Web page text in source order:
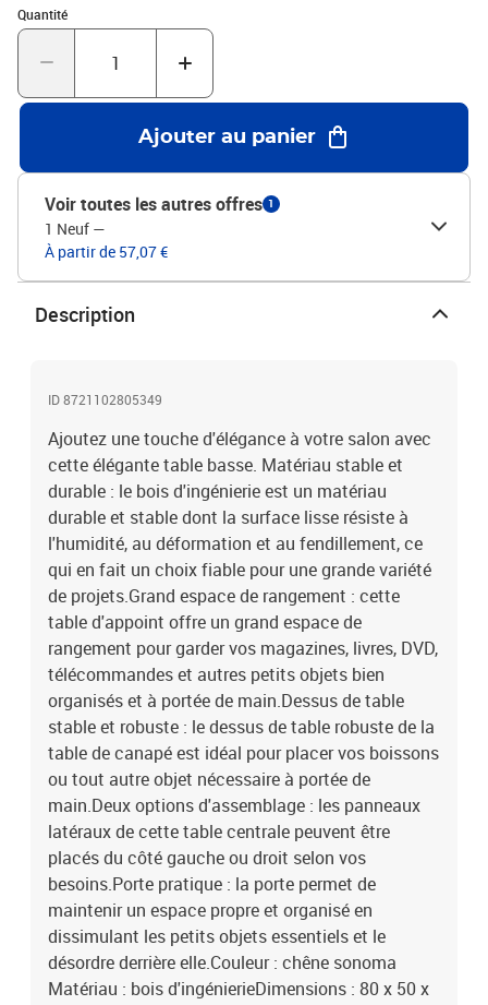
ou tout autre objet nécessaire à portée de main.Deux options
d'assemblage : les panneaux latéraux de cette table centrale
peuvent être placés du côté gauche ou droit selon vos
propre et organisé en dissimulant les petits objets essentiels et le
désordre derrière elle.Couleur : chêne sonoma Matériau : bois
d'ingénierieDimensions : 80 x 50 x 50 cm (l x P x H)Assemblage
requis : oui
Quantité
Quantité : 1
Ajouter au panier
Voir toutes les autres offres 1
1 Neuf —
À partir de 57,07 €
Description
ID 8721102805349
Ajoutez une touche d'élégance à votre salon avec
cette élégante table basse. Matériau stable et
durable : le bois d'ingénierie est un matériau
durable et stable dont la surface lisse résiste à
l'humidité, au déformation et au fendillement, ce
qui en fait un choix fiable pour une grande variété
de projets.Grand espace de rangement : cette
table d'appoint offre un grand espace de
rangement pour garder vos magazines, livres, DVD,
télécommandes et autres petits objets bien
organisés et à portée de main.Dessus de table
stable et robuste : le dessus de table robuste de la
table de canapé est idéal pour placer vos boissons
ou tout autre objet nécessaire à portée de
main.Deux options d'assemblage : les panneaux
latéraux de cette table centrale peuvent être
placés du côté gauche ou droit selon vos
besoins.Porte pratique : la porte permet de
maintenir un espace propre et organisé en
dissimulant les petits objets essentiels et le
désordre derrière elle.Couleur : chêne sonoma
Matériau : bois d'ingénierieDimensions : 80 x 50 x